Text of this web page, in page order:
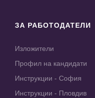
ЗА РАБОТОДАТЕЛИ
Изложители
Профил на кандидати
Инструкции - София
Инструкции - Пловдив